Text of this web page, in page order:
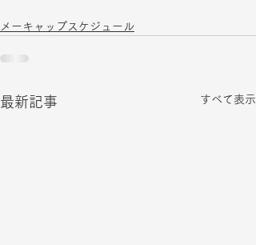
メーキャップスケジュール
最新記事 すべて表示